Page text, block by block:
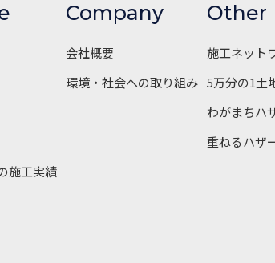
施工実績
Company
会社概要
環境・社会への取り組み
Other
施工ネット
5万分の1土
わがまちハ
重ねるハザ